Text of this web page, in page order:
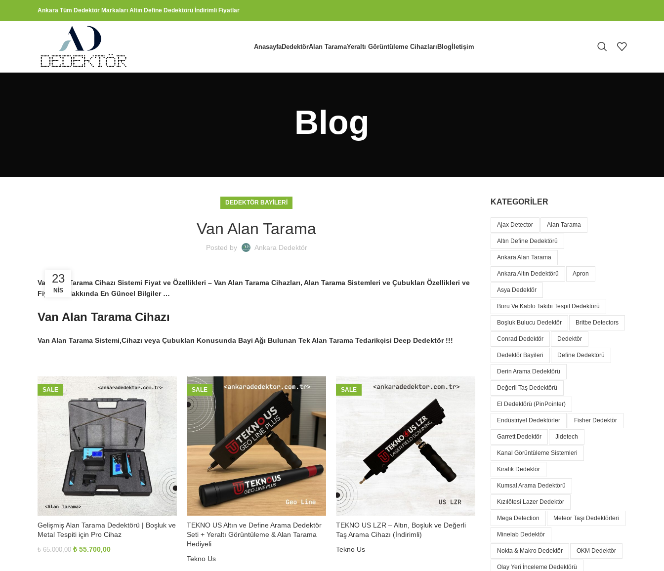
Ankara Tüm Dedektör Markaları Altın Define Dedektörü İndirimli Fiyatlar
AnasayfaDedektörAlan TaramaYeraltı Görüntüleme CihazlarıBlogİletişim
Blog
DEDEKTÖR BAYILERI
Van Alan Tarama
Posted by Ankara Dedektör
23
NIS
Van Alan Tarama Cihazı Sistemi Fiyat ve Özellikleri – Van Alan Tarama Cihazları, Alan Tarama Sistemleri ve Çubukları Özellikleri ve
Fiyatları Hakkında En Güncel Bilgiler …
Van Alan Tarama Cihazı
Van Alan Tarama Sistemi,Cihazı veya Çubukları Konusunda Bayi Ağı Bulunan Tek Alan Tarama Tedarikçisi Deep Dedektör !!!
SALE
Gelişmiş Alan Tarama Dedektörü | Boşluk ve
Metal Tespiti için Pro Cihaz
₺65.000,00 Orijinal
₺ 55.700,00Şu
SALE
TEKNO US Altın ve Define Arama Dedektör
Seti + Yeraltı Görüntüleme & Alan Tarama
Hediyeli
Tekno Us
SALE
TEKNO US LZR – Altın, Boşluk ve Değerli
Taş Arama Cihazı (İndirimli)
Tekno Us
KATEGORİLER
Ajax Detector Alan Tarama
Altın Define Dedektörü
Ankara Alan Tarama
Ankara Altın Dedektörü Apron
Asya Dedektör
Boru Ve Kablo Takibi Tespit Dedektörü
Boşluk Bulucu Dedektör Britbe Detectors
Conrad Dedektör Dedektör
Dedektör Bayileri Define Dedektörü
Derin Arama Dedektörü
Değerli Taş Dedektörü
El Dedektörü (PinPointer)
Endüstriyel Dedektörler Fisher Dedektör
Garrett Dedektör Jidetech
Kanal Görüntüleme Sistemleri
Kiralık Dedektör
Kumsal Arama Dedektörü
Kızılötesi Lazer Dedektör
Mega Detection Meteor Taşı Dedektörleri
Minelab Dedektör
Nokta & Makro Dedektör OKM Dedektör
Olay Yeri İnceleme Dedektörü